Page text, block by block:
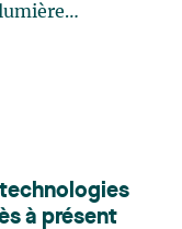
Valérie
de droit
une
cadre d’enjeux
à présent